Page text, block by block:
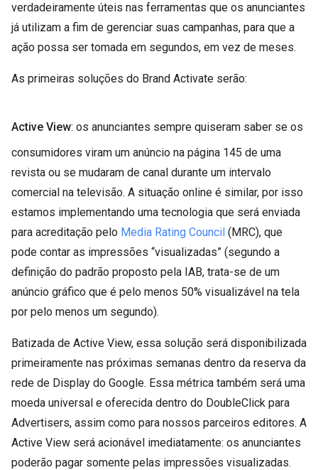
verdadeiramente úteis nas ferramentas que os anunciantes
já utilizam a fim de gerenciar suas campanhas, para que a
ação possa ser tomada em segundos, em vez de meses.
As primeiras soluções do Brand Activate serão:
Active View: os anunciantes sempre quiseram saber se os
consumidores viram um anúncio na página 145 de uma
revista ou se mudaram de canal durante um intervalo
comercial na televisão. A situação online é similar, por isso
estamos implementando uma tecnologia que será enviada
para acreditação pelo Media Rating Council (MRC), que
pode contar as impressões “visualizadas” (segundo a
definição do padrão proposto pela IAB, trata-se de um
anúncio gráfico que é pelo menos 50% visualizável na tela
por pelo menos um segundo).
Batizada de Active View, essa solução será disponibilizada
primeiramente nas próximas semanas dentro da reserva da
rede de Display do Google. Essa métrica também será uma
moeda universal e oferecida dentro do DoubleClick para
Advertisers, assim como para nossos parceiros editores. A
Active View será acionável imediatamente: os anunciantes
poderão pagar somente pelas impressões visualizadas.